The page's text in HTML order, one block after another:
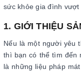
sức khỏe gia đình vượt
1. GIỚI THIỆU
Nếu là một người yêu
thì bạn có thể tìm đến
là những liệu pháp